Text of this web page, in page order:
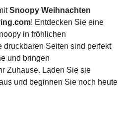
Snoopy Weihnachten
! Entdecken Sie eine
in fröhlichen
druckbaren Seiten sind perfekt
und bringen
Zuhause. Laden Sie sie
und beginnen Sie noch heute